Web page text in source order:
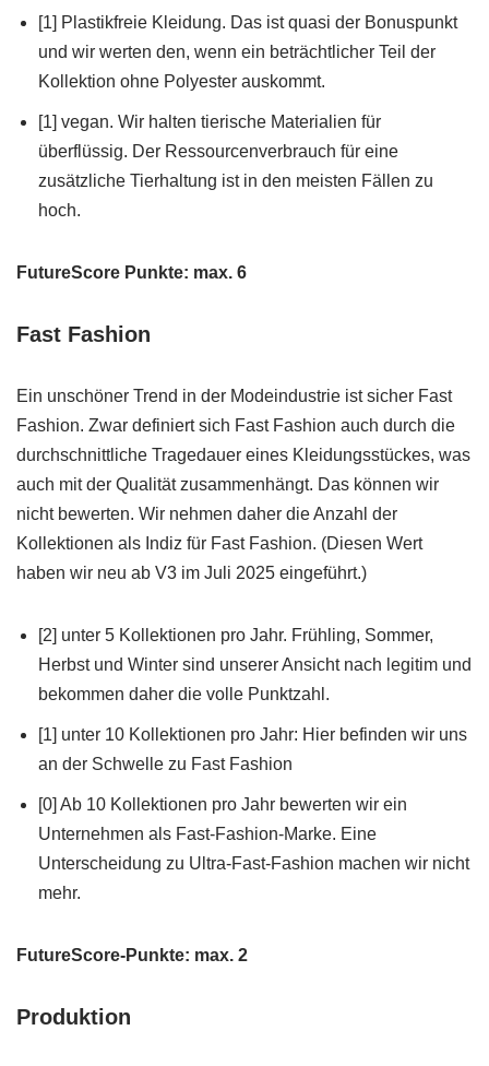
[1] Plastikfreie Kleidung. Das ist quasi der Bonuspunkt
und wir werten den, wenn ein beträchtlicher Teil der
Kollektion ohne Polyester auskommt.
[1] vegan. Wir halten tierische Materialien für
überflüssig. Der Ressourcenverbrauch für eine
zusätzliche Tierhaltung ist in den meisten Fällen zu
hoch.
FutureScore Punkte: max. 6
Fast Fashion
Ein unschöner Trend in der Modeindustrie ist sicher Fast
Fashion. Zwar definiert sich Fast Fashion auch durch die
durchschnittliche Tragedauer eines Kleidungsstückes, was
auch mit der Qualität zusammenhängt. Das können wir
nicht bewerten. Wir nehmen daher die Anzahl der
Kollektionen als Indiz für Fast Fashion. (Diesen Wert
haben wir neu ab V3 im Juli 2025 eingeführt.)
[2] unter 5 Kollektionen pro Jahr. Frühling, Sommer,
Herbst und Winter sind unserer Ansicht nach legitim und
bekommen daher die volle Punktzahl.
[1] unter 10 Kollektionen pro Jahr: Hier befinden wir uns
an der Schwelle zu Fast Fashion
[0] Ab 10 Kollektionen pro Jahr bewerten wir ein
Unternehmen als Fast-Fashion-Marke. Eine
Unterscheidung zu Ultra-Fast-Fashion machen wir nicht
mehr.
FutureScore-Punkte: max. 2
Produktion